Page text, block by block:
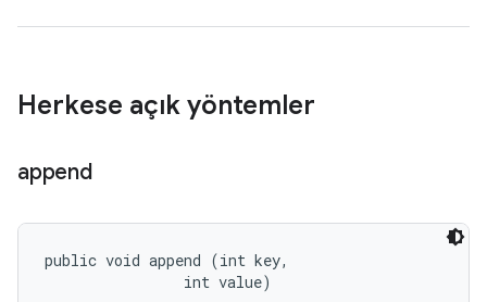
Herkese açık yöntemler
append
public void append (int key,
                int value)